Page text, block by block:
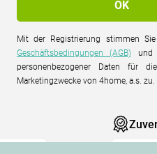
Mit der Registrierung stimmen
Geschäftsbedingungen (AGB) und der Verarbeitung
personenbezogener Daten für
Marketingzwecke von 4home, a.s. zu.